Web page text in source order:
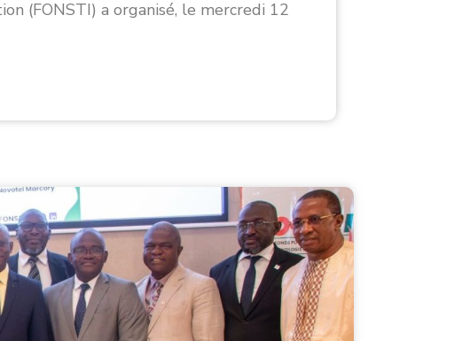
(FONSTI) a organisé, le mercredi 12